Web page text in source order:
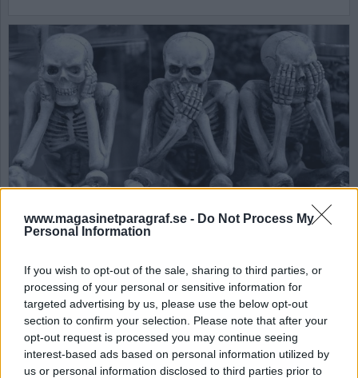
www.magasinetparagraf.se - Do Not Process My
Personal Information
If you wish to opt-out of the sale, sharing to third parties, or
processing of your personal or sensitive information for
targeted advertising by us, please use the below opt-out
section to confirm your selection. Please note that after your
opt-out request is processed you may continue seeing
interest-based ads based on personal information utilized by
us or personal information disclosed to third parties prior to
Kommer isoleringen att
bli total?
Sveriges senaste regering ser inga behov för
medborgarna att kommunicera. Bäst är tydligen
om alla sitter på sin kammare och funderar på
vad de skulle sagt om de kunnat kommunicera
med sin granne, sina barnbarn eller andra
anhöriga.